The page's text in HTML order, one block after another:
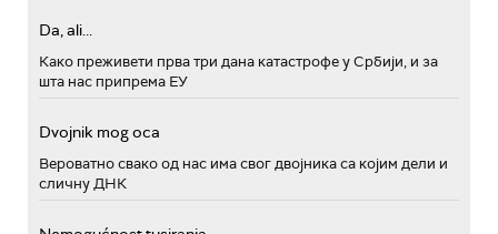
Da, ali...
Како преживети прва три дана катастрофе у Србији, и за
шта нас припрема ЕУ
Dvojnik mog oca
Вероватно свако од нас има свог двојника са којим дели и
сличну ДНК